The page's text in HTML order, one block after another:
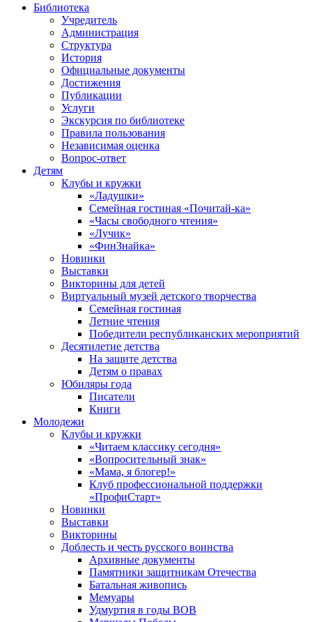
Библиотека
Учредитель
Администрация
Структура
История
Официальные документы
Достижения
Публикации
Услуги
Экскурсия по библиотеке
Правила пользования
Независимая оценка
Вопрос-ответ
Детям
Клубы и кружки
«Ладушки»
Семейная гостиная «Почитай-ка»
«Часы свободного чтения»
«Лучик»
«ФинЗнайка»
Новинки
Выставки
Викторины для детей
Виртуальный музей детского творчества
Семейная гостиная
Летние чтения
Победители республиканских мероприятий
Десятилетие детства
На защите детства
Детям о правах
Юбиляры года
Писатели
Книги
Молодежи
Клубы и кружки
«Читаем классику сегодня»
«Вопросительный знак»
«Мама, я блогер!»
Клуб профессиональной поддержки
«ПрофиСтарт»
Новинки
Выставки
Викторины
Доблесть и честь русского воинства
Архивные документы
Памятники защитникам Отечества
Батальная живопись
Мемуары
Удмуртия в годы ВОВ